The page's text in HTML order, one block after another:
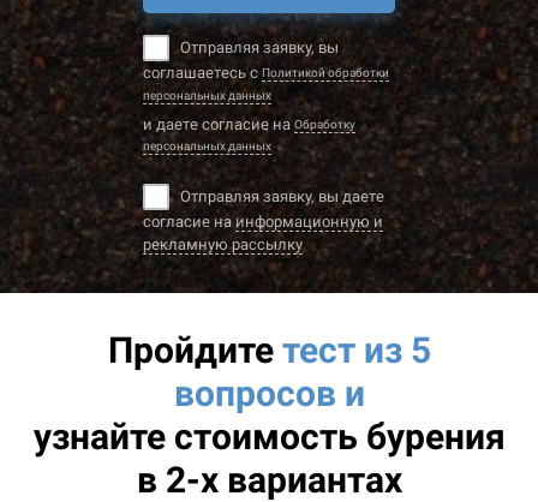
Отправляя заявку, вы
соглашаетесь с Политикой обработки
персональных данных
и даете согласие на Обработку
персональных данных
Отправляя заявку, вы даете
согласие наинформационную и
рекламную рассылку
Пройдитетест из 5
вопросов и
узнайте стоимость бурения
в 2-х вариантах